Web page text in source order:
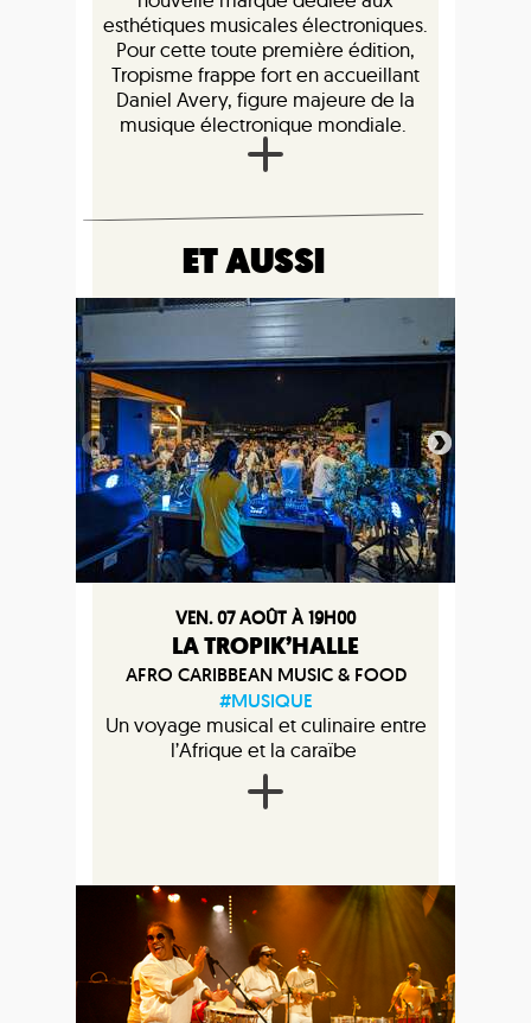
esthétiques musicales électroniques.
Pour cette toute première édition,
Tropisme frappe fort en accueillant
Daniel Avery, figure majeure de la
musique électronique mondiale.
ET AUSSI
VEN. 07 AOÛT À 19H00
LA TROPIK’HALLE
AFRO CARIBBEAN MUSIC & FOOD
#MUSIQUE
Un voyage musical et culinaire entre
l’Afrique et la caraïbe